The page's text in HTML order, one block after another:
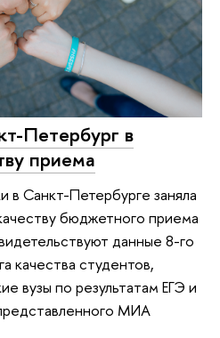
Петербург в
приема
в Санкт-Петербурге заняла
бюджетного приема
данные 8-го
качества студентов,
вузы по результатам ЕГЭ и
МИА